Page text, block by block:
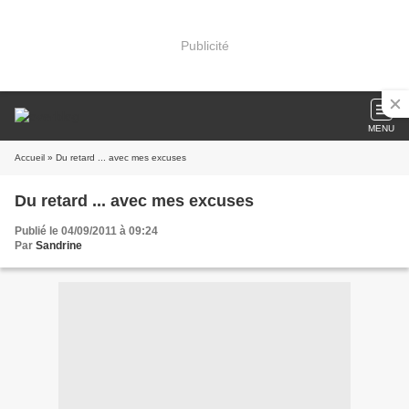
Publicité
MENU
Accueil » Du retard ... avec mes excuses
Du retard ... avec mes excuses
Publié le 04/09/2011 à 09:24
Par Sandrine